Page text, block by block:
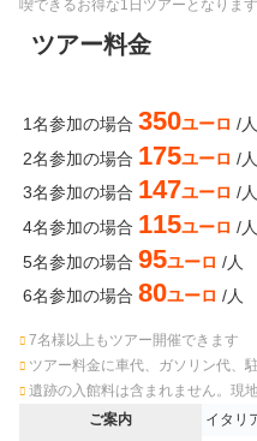
喫できるお得な1日ツアーとなります
ツアー料金
1名参加の場合 350ユーロ /人
2名参加の場合 175ユーロ /人
3名参加の場合 147ユーロ /人
4名参加の場合 115ユーロ /人
5名参加の場合 95ユーロ /人
6名参加の場合 80ユーロ /人
7名様以上もツアー開催できます
ツアー料金に車代、ガソリン代、
遺跡の入館料は含まれません。現
ご案内
イタリ